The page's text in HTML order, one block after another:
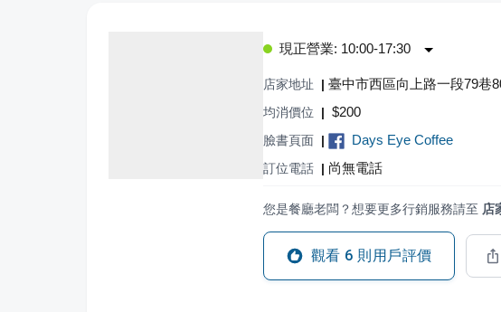
現正營業: 10:00-17:30
店家地址 | 臺中市西區向上路一段79巷
均消價位 | $200
臉書頁面 | Days Eye Coffee
訂位電話 | 尚無電話
您是餐廳老闆？想要更多行銷服務請至 店
觀看 6 則用戶評價